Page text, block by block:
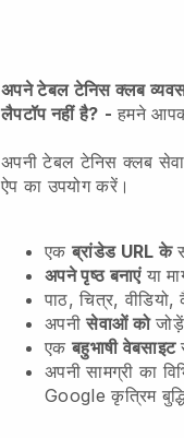
अपने टेबल टेनिस क्लब
लैपटॉप नहीं है? - हमने
अपनी टेबल टेनिस क्लब
ऐप का उपयोग करें।
एकब्रांडेड URL के
अपने पृष्ठ बनाएंया
पाठ, चित्र,
अपनीसेवाओं को
एकबहुभाषी वेबसाइट
अपनी सामग्री का
Google कृत्रिम